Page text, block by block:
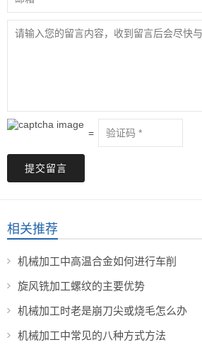
=
提交留言
相关推荐
机械加工中高温合金如何进行车削
旋风铣加工螺纹的主要优势
机械加工时老是崩刀尖或烧毛怎么办
机械加工中常见的八种方式方法